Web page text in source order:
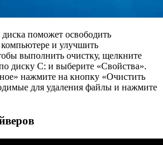
поможет освободить
и улучшить
выполнить очистку, щелкните
диску C: и выберите «Свойства».
нажмите на кнопку «Очистить
для удаления файлы и нажмите